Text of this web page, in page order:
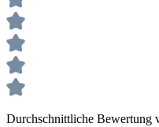
Durchschnittliche Bewertung